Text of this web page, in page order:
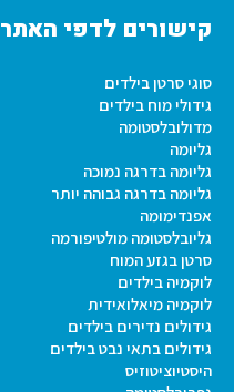
קישורים לדפי האתר
סוגי סרטן בילדים
גידולי מוח בילדים
מדולובלסטומה
גליומה
גליומה בדרגה נמוכה
גליומה בדרגה גבוהה יותר
אפנדימומה
גליובלסטומה מולטיפורמה
סרטן בגזע המוח
לוקמיה בילדים
לוקמיה מיאלואידית
גידולים נדירים בילדים
גידולים בתאי נבט בילדים
היסטיוציטוזיס